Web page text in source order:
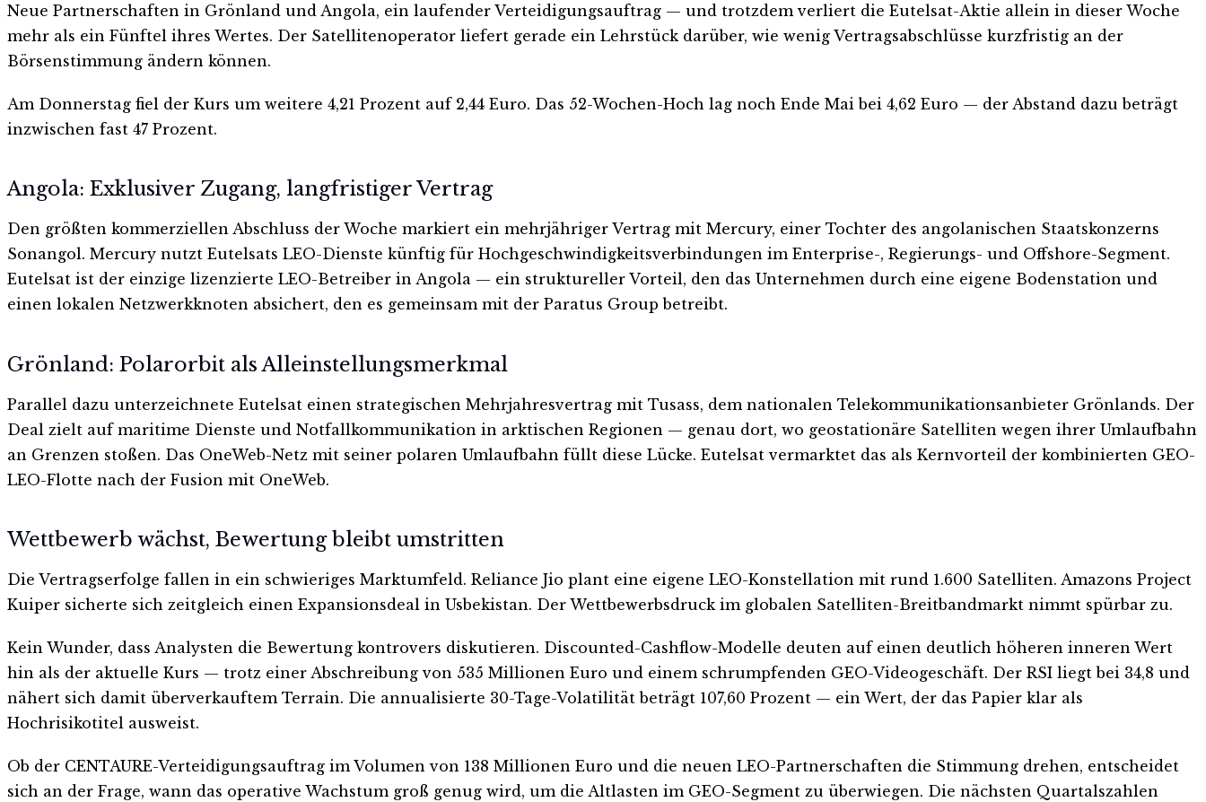
Neue Partnerschaften in Grönland und Angola, ein laufender Verteidigungsauftrag — und trotzdem verliert die Eutelsat-Aktie allein in dieser Woche
mehr als ein Fünftel ihres Wertes. Der Satellitenoperator liefert gerade ein Lehrstück darüber, wie wenig Vertragsabschlüsse kurzfristig an der
Börsenstimmung ändern können.
Am Donnerstag fiel der Kurs um weitere 4,21 Prozent auf 2,44 Euro. Das 52-Wochen-Hoch lag noch Ende Mai bei 4,62 Euro — der Abstand dazu beträgt
inzwischen fast 47 Prozent.
Angola: Exklusiver Zugang, langfristiger Vertrag
Den größten kommerziellen Abschluss der Woche markiert ein mehrjähriger Vertrag mit Mercury, einer Tochter des angolanischen Staatskonzerns
Sonangol. Mercury nutzt Eutelsats LEO-Dienste künftig für Hochgeschwindigkeitsverbindungen im Enterprise-, Regierungs- und Offshore-Segment.
Eutelsat ist der einzige lizenzierte LEO-Betreiber in Angola — ein struktureller Vorteil, den das Unternehmen durch eine eigene Bodenstation und
einen lokalen Netzwerkknoten absichert, den es gemeinsam mit der Paratus Group betreibt.
Grönland: Polarorbit als Alleinstellungsmerkmal
Parallel dazu unterzeichnete Eutelsat einen strategischen Mehrjahresvertrag mit Tusass, dem nationalen Telekommunikationsanbieter Grönlands. Der
Deal zielt auf maritime Dienste und Notfallkommunikation in arktischen Regionen — genau dort, wo geostationäre Satelliten wegen ihrer Umlaufbahn
an Grenzen stoßen. Das OneWeb-Netz mit seiner polaren Umlaufbahn füllt diese Lücke. Eutelsat vermarktet das als Kernvorteil der kombinierten GEO-
LEO-Flotte nach der Fusion mit OneWeb.
Wettbewerb wächst, Bewertung bleibt umstritten
Die Vertragserfolge fallen in ein schwieriges Marktumfeld. Reliance Jio plant eine eigene LEO-Konstellation mit rund 1.600 Satelliten. Amazons Project
Kuiper sicherte sich zeitgleich einen Expansionsdeal in Usbekistan. Der Wettbewerbsdruck im globalen Satelliten-Breitbandmarkt nimmt spürbar zu.
Kein Wunder, dass Analysten die Bewertung kontrovers diskutieren. Discounted-Cashflow-Modelle deuten auf einen deutlich höheren inneren Wert
hin als der aktuelle Kurs — trotz einer Abschreibung von 535 Millionen Euro und einem schrumpfenden GEO-Videogeschäft. Der RSI liegt bei 34,8 und
nähert sich damit überverkauftem Terrain. Die annualisierte 30-Tage-Volatilität beträgt 107,60 Prozent — ein Wert, der das Papier klar als
Hochrisikotitel ausweist.
Ob der CENTAURE-Verteidigungsauftrag im Volumen von 138 Millionen Euro und die neuen LEO-Partnerschaften die Stimmung drehen, entscheidet
sich an der Frage, wann das operative Wachstum groß genug wird, um die Altlasten im GEO-Segment zu überwiegen. Die nächsten Quartalszahlen